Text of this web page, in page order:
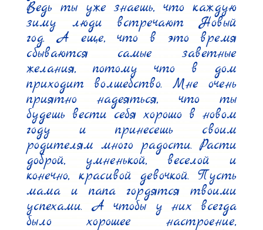
Ведь ты уже знаешь, что каждую
зиму люди встречают Новый
год. А еще, что в это время
сбываются самые заветные
желания, потому что в дом
приходит волшебство. Мне очень
приятно надеяться, что ты
будешь вести себя хорошо в новом
году и принесешь своим
родителям много радости. Расти
доброй, умненькой, веселой и
конечно, красивой девочкой. Пусть
мама и папа гордятся твоими
успехами. А чтобы у них всегда
было хорошее настроение,